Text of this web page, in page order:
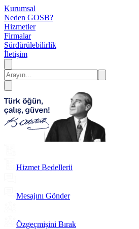
Kurumsal
Neden GOSB?
Hizmetler
Firmalar
Sürdürülebilirlik
İletişim
Hizmet Bedellerii
Mesajını Gönder
Özgeçmişini Bırak